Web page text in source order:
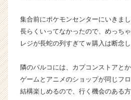
企
業
か
ス
カ
ウ
集合前にポケモンセンターにいきまし
長らくいってなかったので、めっちゃ
レジが長蛇の列すぎてｗ購入は断念
隣のパルコには、カプコンストアとか
ゲームとアニメのショップが同じフ
結構楽しめるので、行く機会のある